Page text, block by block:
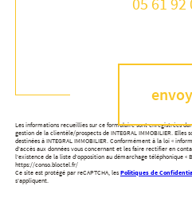
Les informations recueillies sur ce formulaire sont enregistrées
gestion de la clientèle/prospects de INTEGRAL IMMOBILIER. Elles
destinées à INTEGRAL IMMOBILIER. Conformément à la loi «
d'accès aux données vous concernant et les faire rectifier en
l'existence de la liste d'opposition au démarchage téléphonique «
https://conso.bloctel.fr/
Ce site est protégé par reCAPTCHA, les Politiques de
s'appliquent.